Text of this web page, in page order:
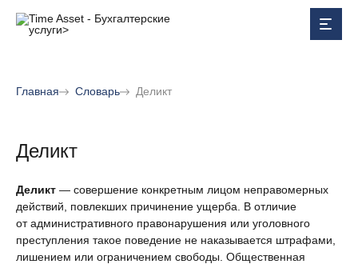
Главная Словарь Деликт
Деликт
Деликт — совершение конкретным лицом неправомерных
действий, повлекших причинение ущерба. В отличие
от административного правонарушения или уголовного
преступления такое поведение не наказывается штрафами,
лишением или ограничением свободы. Общественная